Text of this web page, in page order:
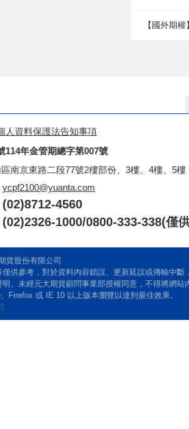
【國外期
人資料保護法告知事項
114年金管期總字第007號
南京東路二段77號2樓部份、3樓、4樓、5樓
ycpf2100@yuanta.com
(02)8712-4560
(02)2326-1000/0800-333-338(僅
貨股份有限公司
供參考，對於資料內容錯誤、更新延誤或傳輸中
。未經元大期貨顧問事業部授權同意，不得將網站
Firefox 或 IE 10 以上版本瀏覽以達到最佳效果。